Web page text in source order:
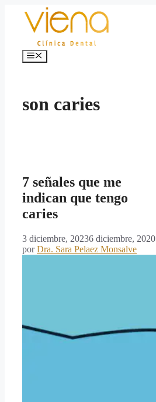
contenido
Menú
son caries
7 señales que me
indican que tengo
caries
3 diciembre, 20236 diciembre, 2020
porDra. Sara Pelaez Monsalve